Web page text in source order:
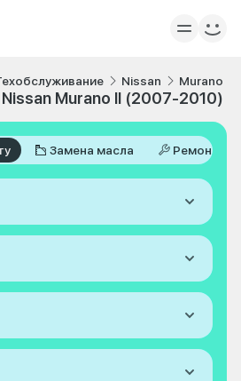
Nissan Murano
Murano II (2007-2010)
Замена масла Ремонт